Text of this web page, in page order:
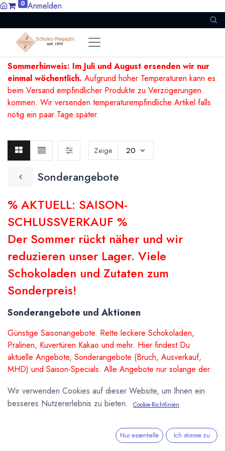
0 Anmelden
Sommerhinweis: Im Juli und August ersenden wir nur
einmal wöchentlich. Aufgrund hoher Temperaturen kann es
beim Versand empfindlicher Produkte zu Verzögerungen
kommen. Wir versenden temperaturempfindliche Artikel falls
nötig ein paar Tage später.
Sonderangebote
Zeige 20
% AKTUELL: SAISON-
SCHLUSSVERKAUF %
Der Sommer rückt näher und wir
reduzieren unser Lager. Viele
Schokoladen und Zutaten zum
Sonderpreis!
Sonderangebote und Aktionen
Günstige Saisonangebote. Rette leckere Schokoladen,
Pralinen, Kuvertüren Kakao und mehr. Hier findest Du
aktuelle Angebote, Sonderangebote (Bruch, Ausverkauf,
MHD) und Saison-Specials. Alle Angebote nur solange der
Sale
Wir verwenden Cookies auf dieser Website, um Ihnen ein
besseres Nutzererlebnis zu bieten.
Cookie-Richtlinien
Nur essentielle Ich stimme zu